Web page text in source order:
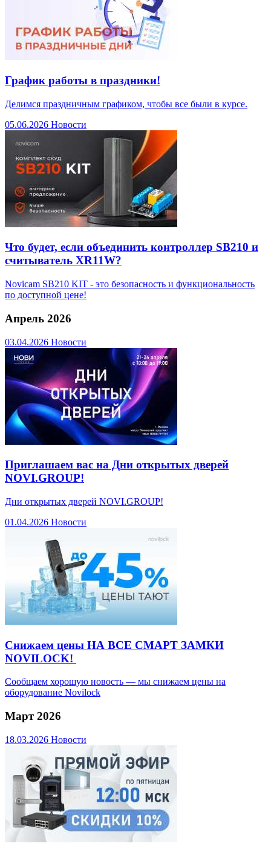
График работы в праздники!
Делимся праздничным графиком, чтобы все были в курсе.
05.06.2026 Новости
Что будет, если объединить контроллер SB210 и
считыватель XR11W?
Novicam SB210 KIT - это безопасность и функциональность
по доступной цене!
Апрель 2026
03.04.2026 Новости
Приглашаем вас на Дни открытых дверей
NOVI.GROUP!
Дни открытых дверей NOVI.GROUP!
01.04.2026 Новости
Снижаем цены НА ВСЕ СМАРТ ЗАМКИ
NOVILOCK!
Сообщаем хорошую новость — мы снижаем цены на
оборудование Novilock
Март 2026
18.03.2026 Новости